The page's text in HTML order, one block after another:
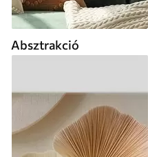
Absztrakció